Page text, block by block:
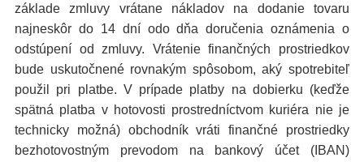
základe zmluvy vrátane nákladov na dodanie tovaru
najneskôr do 14 dní odo dňa doručenia oznámenia o
odstúpení od zmluvy. Vrátenie finančných prostriedkov
bude uskutočnené rovnakým spôsobom, aký spotrebiteľ
použil pri platbe. V prípade platby na dobierku (keďže
spätná platba v hotovosti prostredníctvom kuriéra nie je
technicky možná) obchodník vráti finančné prostriedky
bezhotovostným prevodom na bankový účet (IBAN)